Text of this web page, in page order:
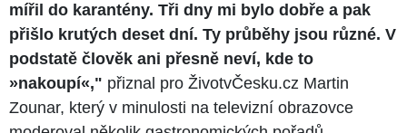
mířil do karantény. Tři dny mi bylo dobře a pak
přišlo krutých deset dní. Ty průběhy jsou různé. V
podstatě člověk ani přesně neví, kde to
»nakoupí«," přiznal pro ŽivotvČesku.cz Martin
Zounar, který v minulosti na televizní obrazovce